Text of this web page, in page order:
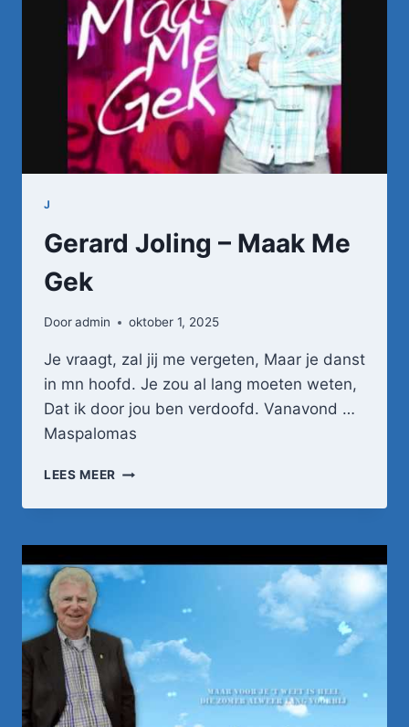
LEVEN
(OFFICIËLE
VIDEOCLIP)
J
Gerard Joling – Maak Me
Gek
Dooradmin oktober 1, 2025
Je vraagt, zal jij me vergeten, Maar je danst
in mn hoofd. Je zou al lang moeten weten,
Dat ik door jou ben verdoofd. Vanavond …
Maspalomas
LEES MEER GERARD
–
ME
GEK